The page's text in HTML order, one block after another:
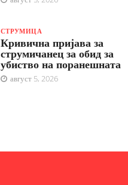
СТРУМИЦА
Кривична пријава за
струмичанец за обид за
убиство на поранешната
август 5, 2026